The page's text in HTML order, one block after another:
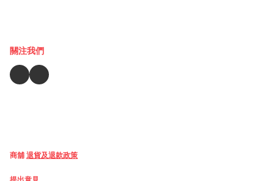
關注我們
商舖 退貨及退款政策